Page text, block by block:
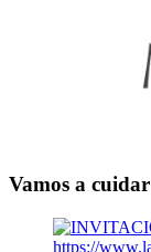
Vamos a